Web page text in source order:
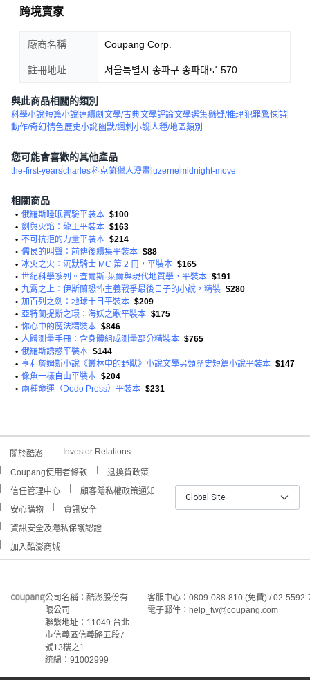
跨境賣家
廠商名稱 Coupang Corp.
註冊地址 서울특별시 송파구 송파대로 570
與此商品相關的類別
科學小說短篇小說連續劇 文學/古典文學評論文學選集懸疑/推理犯罪驚悚詩
動作/奇幻情色歷史小說 幽默/諷刺小說人種/地區類別
您可能會喜歡的其他產品
the-first-yearscharles科克蘭獵人漫畫 luzernemidnight-move
相關商品
• 俄羅斯睡眠實驗平裝本 $100
• 劍與火焰：龍王平裝本 $163
• 不可抗拒的力量平裝本 $214
• 儒艮的叫聲：前傳後續集平裝本 $88
• 冰火之火：沉默騎士 MC 第 2 冊，平裝本 $165
• 世紀科學系列。查爾斯·萊爾與現代地質學，平裝本 $191
• 九霄之上：伊斯蘭恐怖主義戰爭最後日子的小說，精裝 $280
• 加百列之劍：地球十日平裝本 $209
• 亞特蘭提斯之環：海妖之歌平裝本 $175
• 你心中的魔法精裝本 $846
• 人體測量手冊：含身體組成測量部分精裝本 $765
• 俄羅斯誘惑平裝本 $144
• 亨利詹姆斯小說《叢林中的野獸》小說文學另類歷史短篇小說平裝本 $147
• 像魚一樣自由平裝本 $204
• 兩種命運（Dodo Press）平裝本 $231
關於酷澎 Investor Relations
Coupang使用者條款
退換貨政策
信任管理中心
顧客隱私權政策通知
安心購物
資訊安全
資訊安全及隱私保護認證
加入酷澎商城
Global Site
公司名稱：酷澎股份有
限公司
聯繫地址：11049 台北
市信義區信義路五段7
號13樓之1
統編：91002999
客服中心：0809-088-810 (免費) / 02-
電子郵件：help_tw@coupang.com